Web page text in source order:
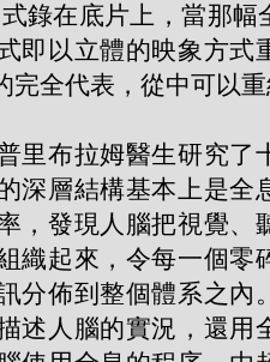
錄在底片上，當那
即以立體的映象方式
完全代表，從中可以
里布拉姆醫生研究了
深層結構基本上是全
，發現人腦把視覺、
織起來，令每一個零
分佈到整個體系之內
述人腦的實況，還用